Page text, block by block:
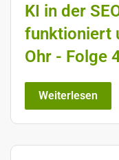
KI in der
funktioniert
Ohr - Folge
Weiterlesen